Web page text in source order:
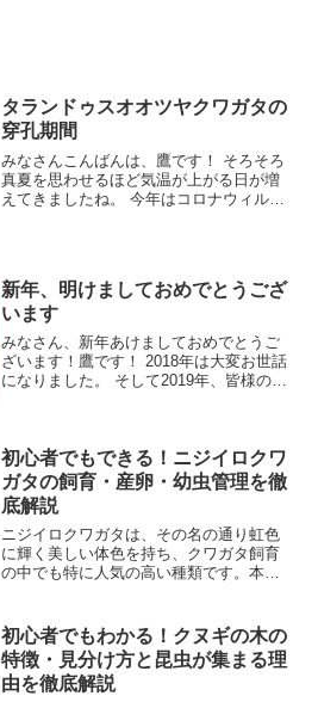
タランドゥスオオツヤクワガタの
穿孔期間
みなさんこんばんは、鷹です！ そろそろ
真夏を思わせるほど気温が上がる日が増
えてきましたね。 今年はコロナウィルス
新年、明けましておめでとうござ
います
みなさん、新年あけましておめでとうご
ざいます！鷹です！ 2018年は大変お世話
になりました。 そして2019年、皆様の心
願いいたし
初心者でもできる！ニジイロクワ
ガタの飼育・産卵・幼虫管理を徹
底解説
ニジイロクワガタは、その名の通り虹色
に輝く美しい体色を持ち、クワガタ飼育
の中でも特に人気の高い種類です。本記
度管理まで、初心者でも迷わず実践でき
る形で詳しく解説します...
初心者でもわかる！クヌギの木の
特徴・見分け方と昆虫が集まる理
由を徹底解説